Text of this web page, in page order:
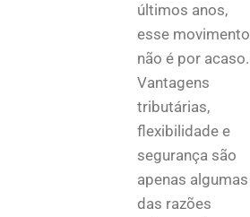
últimos anos,
esse movimento
não é por acaso.
Vantagens
tributárias,
flexibilidade e
segurança são
apenas algumas
das razões